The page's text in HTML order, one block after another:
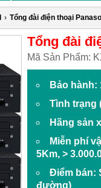
› Tổng đài điện thoại
Tổng đài
Mã Sản Phẩm:
Bảo hành:
Tình trạng
Hãng sản
Miễn phí
5Km, >
Điểm bán:
đường)